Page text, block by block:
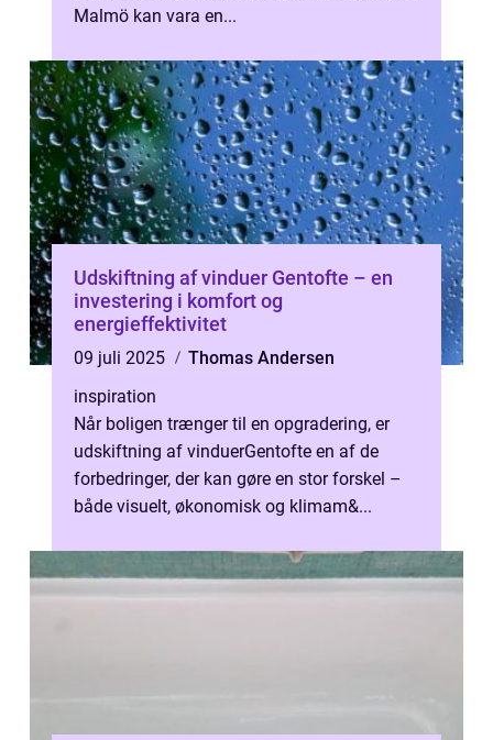
Malmö kan vara en...
Udskiftning af vinduer Gentofte – en
investering i komfort og
energieffektivitet
09 juli 2025
Thomas Andersen
inspiration
Når boligen trænger til en opgradering, er
udskiftning af vinduerGentofte en af de
forbedringer, der kan gøre en stor forskel –
både visuelt, økonomisk og klimam&...